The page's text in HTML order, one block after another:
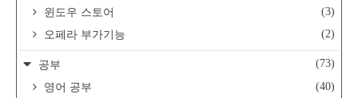
윈도우 스토어
(3)
오페라 부가기능
(2)
공부
(73)
영어 공부
(40)